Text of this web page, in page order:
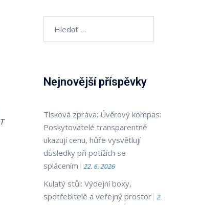
Nejnovější příspěvky
Tisková zpráva: Úvěrový kompas:
Poskytovatelé transparentně
ukazují cenu, hůře vysvětlují
důsledky při potížích se
splácením
22. 6. 2026
Kulatý stůl: Výdejní boxy,
spotřebitelé a veřejný prostor
2.